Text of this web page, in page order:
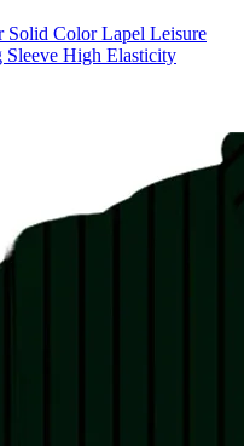
Solid Color Lapel Leisure
Sleeve High Elasticity